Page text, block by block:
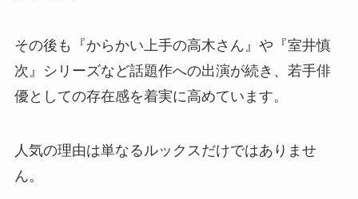
その後も『からかい上手の高木さん』や『室井慎
次』シリーズなど話題作への出演が続き、若手俳
優としての存在感を着実に高めています。
人気の理由は単なるルックスだけではありませ
ん。